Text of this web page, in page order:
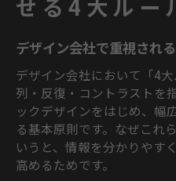
せる4大ルー
デザイン会社で重視され
デザイン会社において「4
列・反復・コントラストを
ックデザインをはじめ、幅
る基本原則です。なぜこれ
いうと、情報を分かりやす
高めるためです。